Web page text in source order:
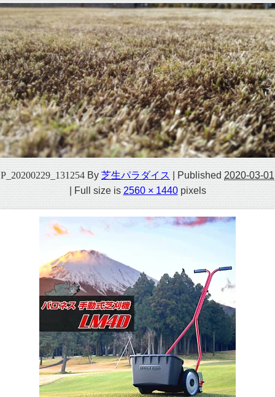
P_20200229_131254 By 芝生パラダイス Published 2020-03-01
| Full size is 2560 × 1440pixels